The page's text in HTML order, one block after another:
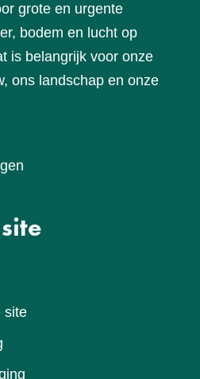
grote en urgente
bodem en lucht op
is belangrijk voor onze
ons landschap en onze
site